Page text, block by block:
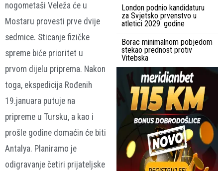
nogometaši Veleža će u
Mostaru provesti prve dvije
sedmice. Sticanje fizičke
spreme biće prioritet u
prvom dijelu priprema. Nakon
toga, ekspedicija Rođenih
19.januara putuje na
pripreme u Tursku, a kao i
prošle godine domaćin će biti
Antalya. Planiramo je
odigravanje četiri prijateljske
London podnio kandidaturu
za Svjetsko prvenstvo u
atletici 2029. godine
Borac minimalnom pobjedom
stekao prednost protiv
Vitebska